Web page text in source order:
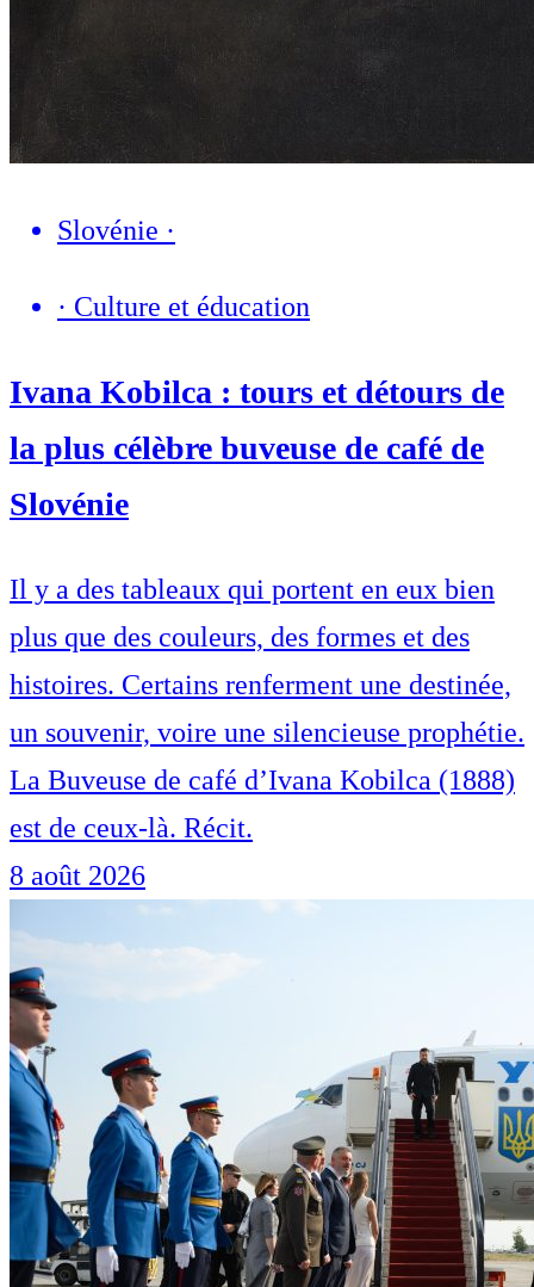
Slovénie ·
· Culture et éducation
Ivana Kobilca : tours et détours de
la plus célèbre buveuse de café de
Slovénie
Il y a des tableaux qui portent en eux bien
plus que des couleurs, des formes et des
histoires. Certains renferment une destinée,
un souvenir, voire une silencieuse prophétie.
La Buveuse de café d’Ivana Kobilca (1888)
est de ceux-là. Récit.
8 août 2026